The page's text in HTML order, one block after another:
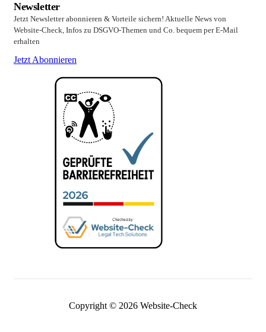
Newsletter
Jetzt Newsletter abonnieren & Vorteile sichern! Aktuelle News von
Website-Check, Infos zu DSGVO-Themen und Co. bequem per E-Mail
erhalten
Jetzt Abonnieren
Copyright © 2026 Website-Check